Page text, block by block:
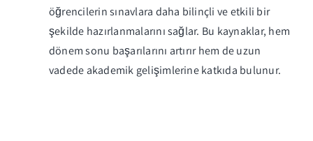
öğrencilerin sınavlara daha bilinçli ve etkili bir
şekilde hazırlanmalarını sağlar. Bu kaynaklar, hem
dönem sonu başarılarını artırır hem de uzun
vadede akademik gelişimlerine katkıda bulunur.